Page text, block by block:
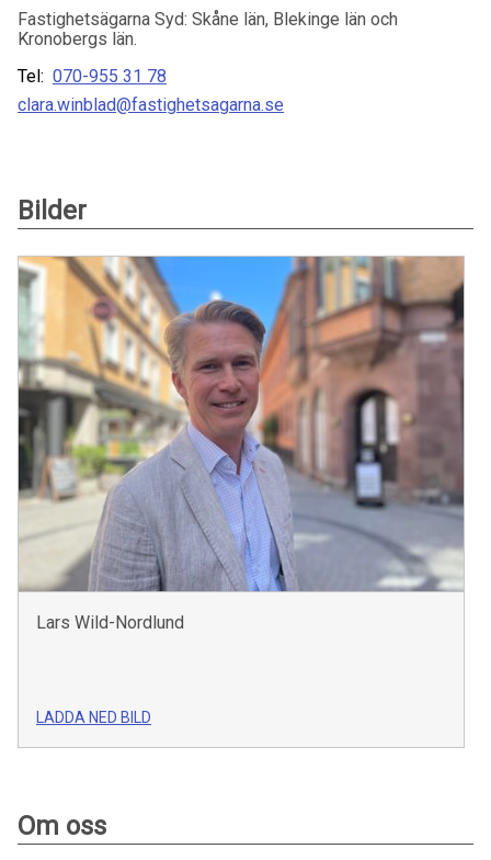
Fastighetsägarna Syd: Skåne län, Blekinge län och
Kronobergs län.
Tel: 070-955 31 78
clara.winblad@fastighetsagarna.se
Bilder
Lars Wild-Nordlund
LADDA NED BILD
Om oss